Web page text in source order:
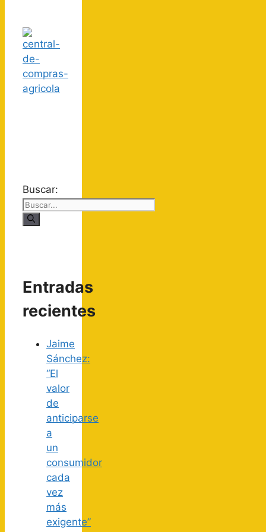
Buscar:
Entradas
recientes
Jaime
Sánchez:
“El
valor
de
anticiparse
a
un
consumidor
cada
vez
más
exigente”